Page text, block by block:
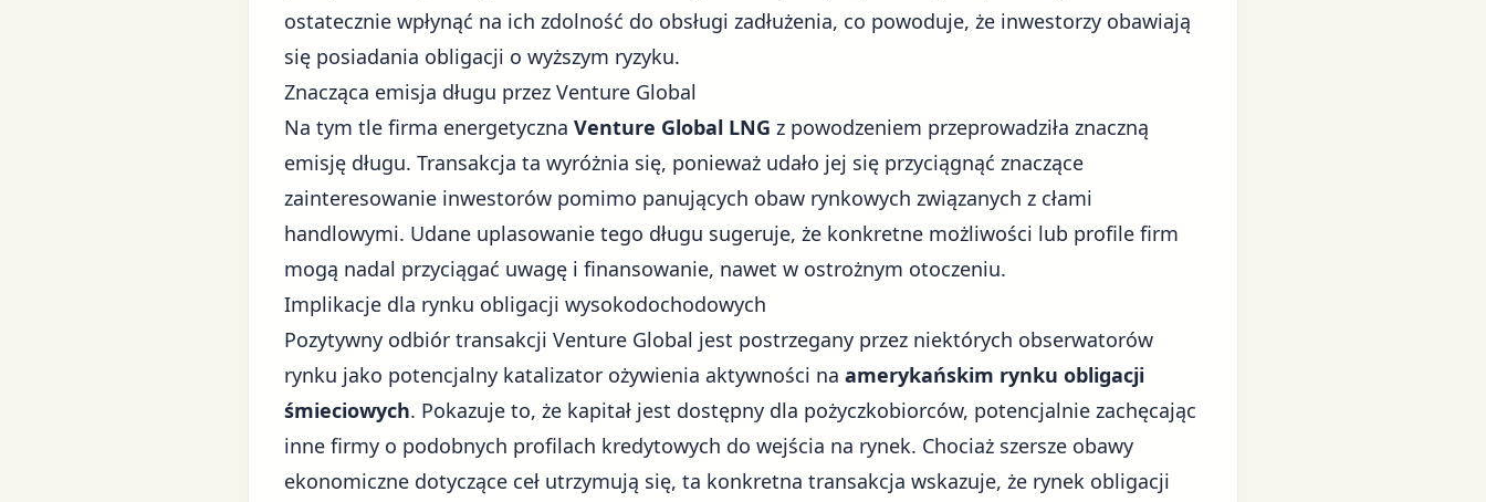
ostatecznie wpłynąć na ich zdolność do obsługi zadłużenia, co powoduje, że inwestorzy obawiają
się posiadania obligacji o wyższym ryzyku.
Znacząca emisja długu przez Venture Global
Na tym tle firma energetyczna Venture Global LNG z powodzeniem przeprowadziła znaczną
emisję długu. Transakcja ta wyróżnia się, ponieważ udało jej się przyciągnąć znaczące
zainteresowanie inwestorów pomimo panujących obaw rynkowych związanych z cłami
handlowymi. Udane uplasowanie tego długu sugeruje, że konkretne możliwości lub profile firm
mogą nadal przyciągać uwagę i finansowanie, nawet w ostrożnym otoczeniu.
Implikacje dla rynku obligacji wysokodochodowych
Pozytywny odbiór transakcji Venture Global jest postrzegany przez niektórych obserwatorów
rynku jako potencjalny katalizator ożywienia aktywności na amerykańskim rynku obligacji
śmieciowych. Pokazuje to, że kapitał jest dostępny dla pożyczkobiorców, potencjalnie zachęcając
inne firmy o podobnych profilach kredytowych do wejścia na rynek. Chociaż szersze obawy
ekonomiczne dotyczące ceł utrzymują się, ta konkretna transakcja wskazuje, że rynek obligacji